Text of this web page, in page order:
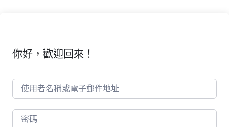
你好，歡迎回來！